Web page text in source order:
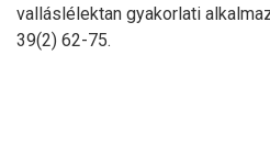
valláslélektan gyakorlati
39(2) 62-75.